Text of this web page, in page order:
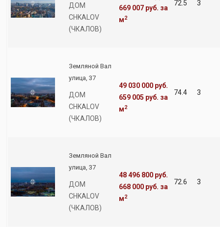
ДОМ
CHKALOV
(ЧКАЛОВ)
669 007 руб. за
м2
72.5 3
Земляной Вал
улица, 37
ДОМ
CHKALOV
(ЧКАЛОВ)
49 030 000 руб.
659 005 руб. за
м2
74.4 3
Земляной Вал
улица, 37
ДОМ
CHKALOV
(ЧКАЛОВ)
48 496 800 руб.
668 000 руб. за
м2
72.6 3